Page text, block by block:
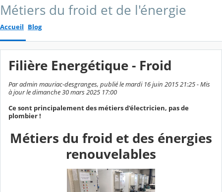
Métiers du froid et de l'énergie
Accueil Blog
Filière Energétique - Froid
Par admin mauriac-desgranges, publié le mardi 16 juin 2015 21:25 - Mis
à jour le dimanche 30 mars 2025 17:00
Ce sont principalement des métiers d'électricien, pas de
plombier !
Métiers du froid et des énergies
renouvelables